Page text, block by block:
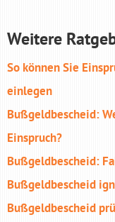
Weitere
So können Sie
einlegen
Bußgeldbescheid:
Einspruch?
Bußgeldbescheid:
Bußgeldbescheid
Bußgeldbescheid